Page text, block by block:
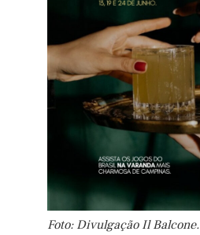
Foto: Divulgação Il Balcone.